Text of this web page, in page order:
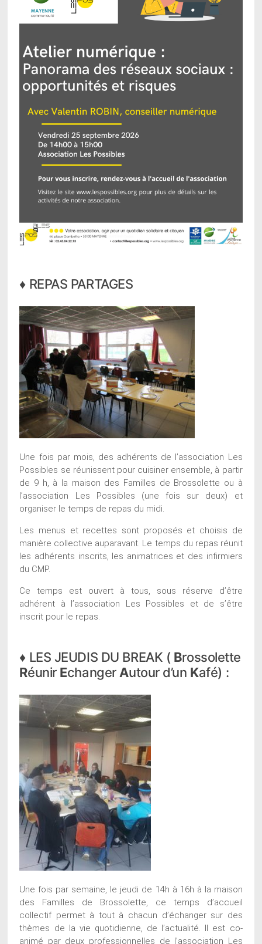
♦ REPAS PARTAGES
Une fois par mois, des adhérents de l’association Les
Possibles se réunissent pour cuisiner ensemble, à partir
de 9 h, à la maison des Familles de Brossolette ou à
l’association Les Possibles (une fois sur deux) et
organiser le temps de repas du midi.
Les menus et recettes sont proposés et choisis de
manière collective auparavant. Le temps du repas réunit
les adhérents inscrits, les animatrices et des infirmiers
du CMP.
Ce temps est ouvert à tous, sous réserve d’être
adhérent à l’association Les Possibles et de s’être
inscrit pour le repas.
♦ LES JEUDIS DU BREAK ( Brossolette
Réunir Echanger Autour d’un Kafé) :
Une fois par semaine, le jeudi de 14h à 16h à la maison
des Familles de Brossolette, ce temps d’accueil
collectif permet à tout à chacun d’échanger sur des
thèmes de la vie quotidienne, de l’actualité. Il est co-
animé par deux professionnelles de l’association Les